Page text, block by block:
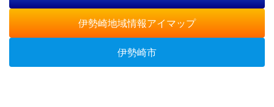
伊勢崎地域情報アイマップ
伊勢崎市